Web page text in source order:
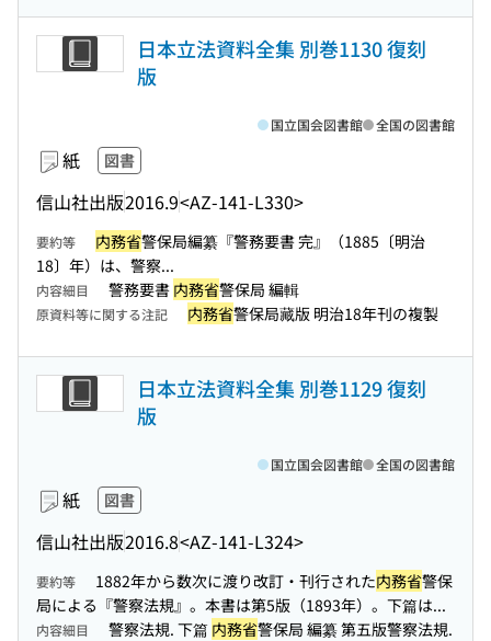
日本立法資料全集 別巻1130 復刻
版
紙 図書
信山社出版2016.9<AZ-141-L330>
国立国会図書館 全国の図書館
要約等 内務省警保局編纂『警務要書 完』（1885〔明治
18〕年）は、警察...
内容細目 警務要書 内務省警保局 編輯
原資料等に関する注記 内務省警保局藏版 明治18年刊の複製
日本立法資料全集 別巻1129 復刻
版
紙 図書
信山社出版2016.8<AZ-141-L324>
国立国会図書館 全国の図書館
要約等 1882年から数次に渡り改訂・刊行された内務省警保
局による『警察法規』。本書は第5版（1893年）。下篇は...
内容細目 警察法規. 下篇 内務省警保局 編纂 第五版警察法規.